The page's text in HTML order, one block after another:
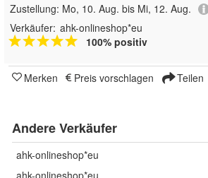
Zustellung: Mo, 10. Aug. bis Mi, 12. Aug.
Verkäufer: ahk-onlineshop*eu
100% positiv
Merken Preis vorschlagen Teilen
Andere Verkäufer
ahk-onlineshop*eu
ahk-onlineshop*eu